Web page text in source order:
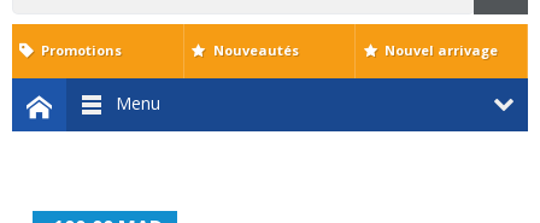
Menu
Promotions Nouveautés Nouvel arrivage